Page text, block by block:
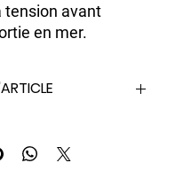
tension avant
en mer.